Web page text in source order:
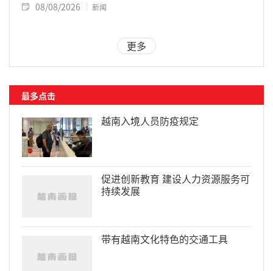
08/08/2026 新闻
更多
最多点击
越南入境人员防疫规定
促进创新教育 建设人力资源服务可
持续发展
带有越南文化特色的交通工具